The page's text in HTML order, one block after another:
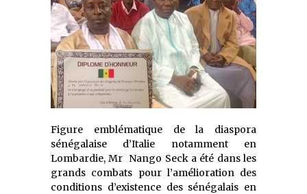
Figure emblématique de la diaspora
sénégalaise d’Italie notamment en
Lombardie, Mr Nango Seck a été dans les
grands combats pour l’amélioration des
conditions d’existence des sénégalais en